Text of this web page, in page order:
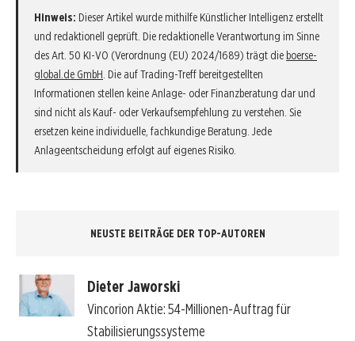
Hinweis: Dieser Artikel wurde mithilfe Künstlicher Intelligenz erstellt
und redaktionell geprüft. Die redaktionelle Verantwortung im Sinne
des Art. 50 KI-VO (Verordnung (EU) 2024/1689) trägt die boerse-
global.de GmbH . Die auf Trading-Treff bereitgestellten
Informationen stellen keine Anlage- oder Finanzberatung dar und
sind nicht als Kauf- oder Verkaufsempfehlung zu verstehen. Sie
ersetzen keine individuelle, fachkundige Beratung. Jede
Anlageentscheidung erfolgt auf eigenes Risiko.
NEUSTE BEITRÄGE DER TOP-AUTOREN
Dieter Jaworski
Vincorion Aktie: 54-Millionen-Auftrag für
Stabilisierungssysteme